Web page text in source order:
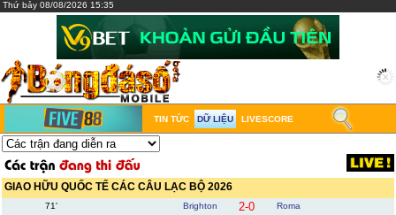
Thứ bảy 08/08/2026 15:35
TIN TỨC DỮ LIỆU LIVESCORE
GIAO HỮU QUỐC TẾ CÁC CÂU LẠC BỘ 2026
71' Brighton 2-0
Roma